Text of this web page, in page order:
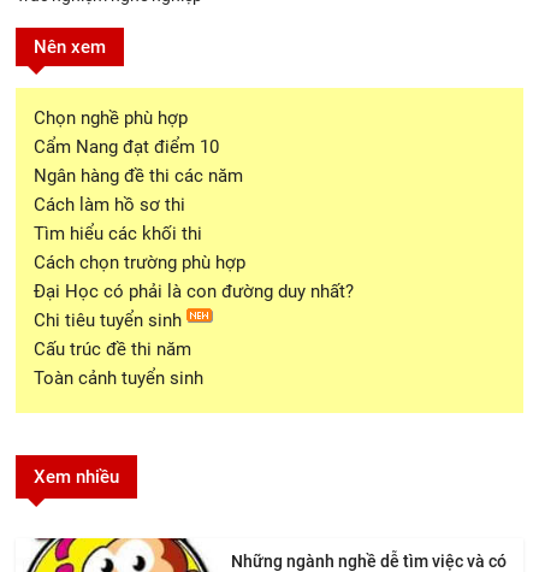
Nên xem
Chọn nghề phù hợp
Cẩm Nang đạt điểm 10
Ngân hàng đề thi các năm
Cách làm hồ sơ thi
Tìm hiểu các khối thi
Cách chọn trường phù hợp
Đại Học có phải là con đường duy nhất?
Chi tiêu tuyển sinh
Cấu trúc đề thi năm
Toàn cảnh tuyển sinh
Xem nhiều
Những ngành nghề dễ tìm việc và có